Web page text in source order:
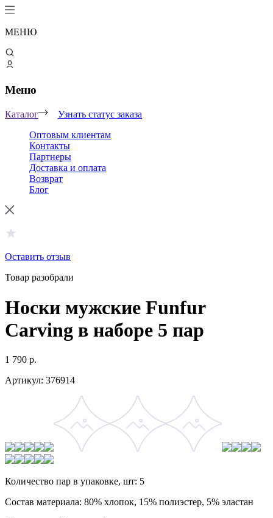
МЕНЮ
Меню
Каталог
Узнать статус заказа
Оптовым клиентам
Контакты
Партнеры
Доставка и оплата
Возврат
Блог
Оставить отзыв
Товар разобрали
Носки мужские Funfur
Carving в наборе 5 пар
1 790 р.
Артикул: 376914
Количество пар в упаковке, шт: 5
Состав материала: 80% хлопок, 15% полиэстер, 5% эластан